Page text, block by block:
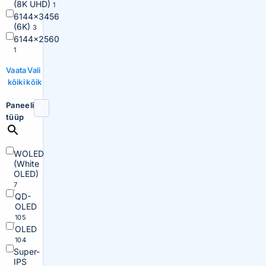
(8K UHD) 1
6144×3456
(6K) 3
6144×2560
1
Vaata
kõiki
Vali
kõik
Paneeli
tüüp
WOLED
(White
OLED)
7
QD-
OLED
105
OLED
104
Super-
IPS